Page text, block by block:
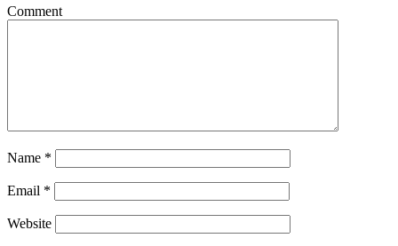
Comment
Name *
Email *
Website